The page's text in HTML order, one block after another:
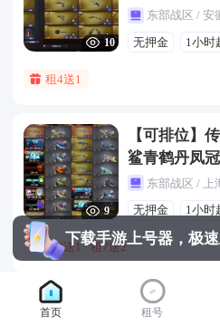
10
尔量子之心
天巧套全装
东部战区 / 安
无押金
1小时
租4送1
9
【可排位】
鲨青鹤丹凤
Z裁决白虎星
6盘竞技套
东部战区 / 上
无押金
1小时
租4送1 · 租7送2
【可排位】
下载手游上号器，极
首页 租号